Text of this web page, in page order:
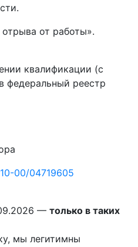
от работы».
квалификации (с
федеральный реестр
00/04719605
— только в таких
мы легитимны